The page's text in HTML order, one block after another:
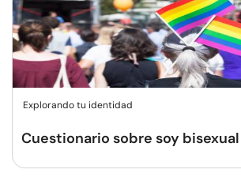
Explorando tu identidad
Cuestionario sobre soy bisexual